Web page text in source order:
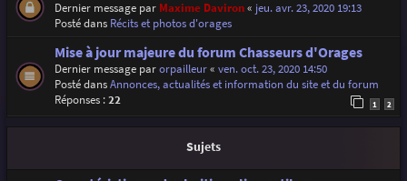
Dernier message par Maxime Daviron« jeu. avr. 23, 2020 19:13
Posté dans Récits et photos d'orages
Mise à jour majeure du forum Chasseurs d'Orages
Dernier message parorpailleur« ven. oct. 23, 2020 14:50
Posté dansAnnonces, actualités et information du site et du forum
Réponses :22 1 2
Sujets